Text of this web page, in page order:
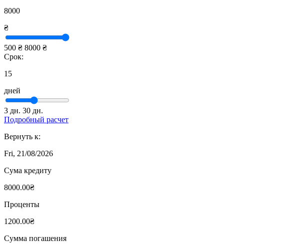
8000
₴
500 ₴ 8000 ₴
Срок:
15
дней
3 дн. 30 дн.
Подробный расчет
Вернуть к:
Fri, 21/08/2026
Сума кредиту
8000.00₴
Проценты
1200.00₴
Сумма погашения